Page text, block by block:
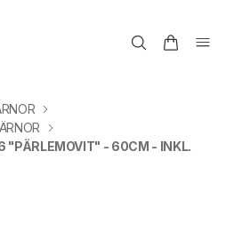
"PÄRLEMOVIT" - 60CM - INKL.